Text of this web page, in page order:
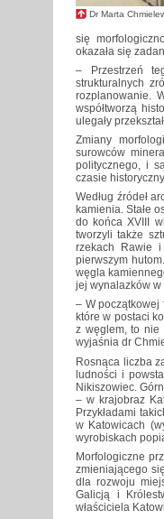
Dr Marta
się
okazała się
– Przestrzeń
strukturalnych
rozplanowanie.
współtworzą
ulegały
Zmiany
surowców
politycznego, i
czasie
Według źródeł
kamienia. Stałe
do końca XVIII
tworzyli także
rzekach Rawie i
pierwszym
węgla
jej wynalazków w
– W początkowej
które w postaci
z węglem, to nie
wyjaśnia dr
Rosnąca liczba
ludności i
Nikiszowiec.
– w krajobraz
Przykładami
w Katowicach
wyrobiskach
Morfologiczne
zmieniającego
dla rozwoju
Galicją i
właściciela